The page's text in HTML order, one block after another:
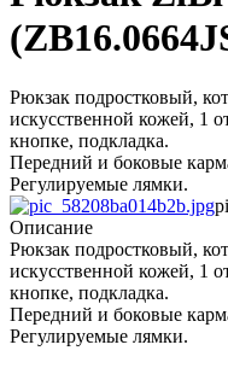
Рюкзак подростковый,
искусственной кожей, 1
кнопке, подкладка.
Передний и боковые
Регулируемые лямки.
Описание
Рюкзак подростковый,
искусственной кожей, 1
кнопке, подкладка.
Передний и боковые
Регулируемые лямки.